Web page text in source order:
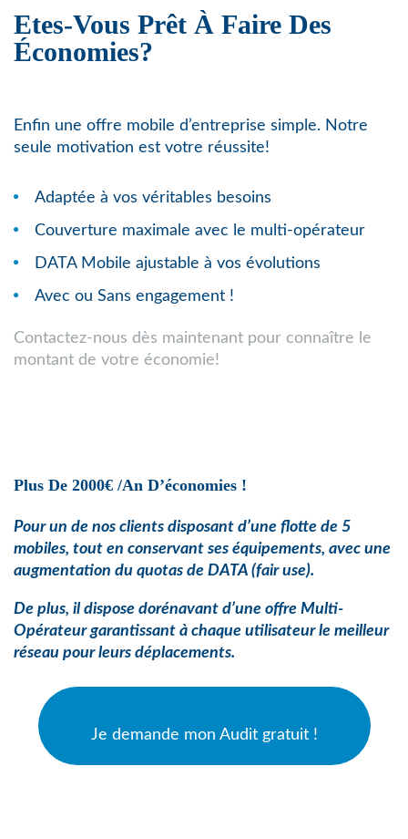
Etes-Vous Prêt À Faire Des
Économies?
Enfin une offre mobile d’entreprise simple. Notre
seule motivation est votre réussite!
Adaptée à vos véritables besoins
Couverture maximale avec le multi-opérateur
DATA Mobile ajustable à vos évolutions
Avec ou Sans engagement !
Contactez-nous dès maintenant pour connaître le
montant de votre économie!
Plus De 2000€ /an D’économies !
Pour un de nos clients disposant d’une flotte de 5
mobiles, tout en conservant ses équipements, avec une
augmentation du quotas de DATA (fair use).
De plus, il dispose dorénavant d’une offre Multi-
Opérateur garantissant à chaque utilisateur le meilleur
réseau pour leurs déplacements.
Je demande mon Audit gratuit !